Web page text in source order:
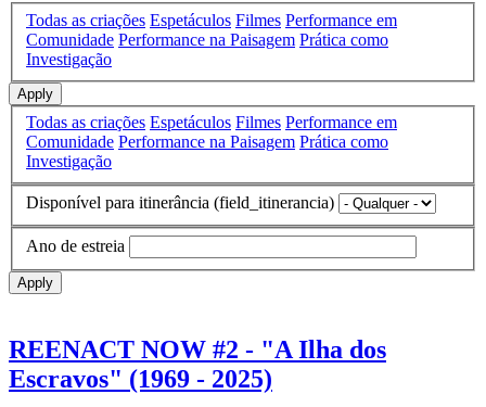
Todas as criações Espetáculos Filmes Performance em
Comunidade Performance na Paisagem Prática como
Investigação
Apply
Todas as criações Espetáculos Filmes Performance em
Comunidade Performance na Paisagem Prática como
Investigação
Disponível para itinerância (field_itinerancia)
Ano de estreia
Apply
REENACT NOW #2 - "A Ilha dos
Escravos" (1969 - 2025)